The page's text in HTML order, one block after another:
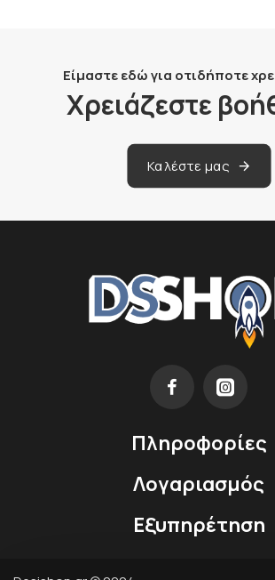
Είμαστε εδώ για οτιδήποτε
Χρειάζεστε
Καλέστε μας
Πληροφορίες
Λογαριασμός
Εξυπηρέτηση